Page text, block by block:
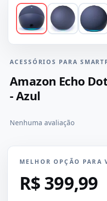
ACESSÓRIOS PARA
Amazon Echo
- Azul
Nenhuma avaliação
MELHOR OPÇÃO PARA
R$ 399,99